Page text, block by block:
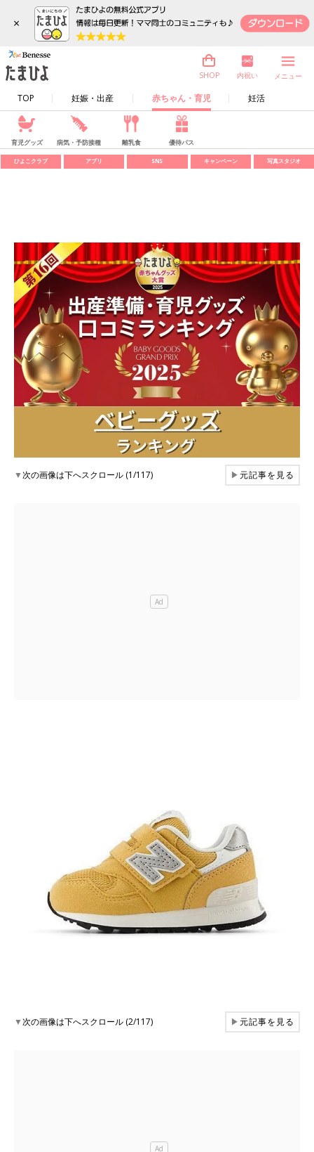
×
TOP 妊娠・出産 赤ちゃん・育児 妊活
SHOP 内祝い メニュー
育児グッズ 病気・予防接種 離乳食 優待パス
ひよこクラブ アプリ SNS キャンペーン 写真スタジオ
▼次の画像は下へスクロール (1/117) ▶元記事を見る
▼次の画像は下へスクロール (2/117) ▶元記事を見る